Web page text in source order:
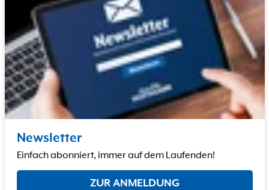
Newsletter
Einfach abonniert, immer auf dem Laufenden!
ZUR ANMELDUNG